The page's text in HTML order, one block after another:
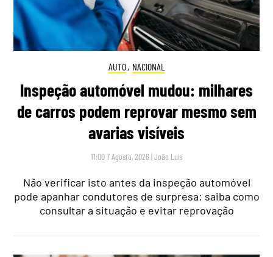
AUTO, NACIONAL
Inspeção automóvel mudou: milhares
de carros podem reprovar mesmo sem
avarias visíveis
11:00 7 Agosto, 2026 |João Luís
Não verificar isto antes da inspeção automóvel
pode apanhar condutores de surpresa: saiba como
consultar a situação e evitar reprovação